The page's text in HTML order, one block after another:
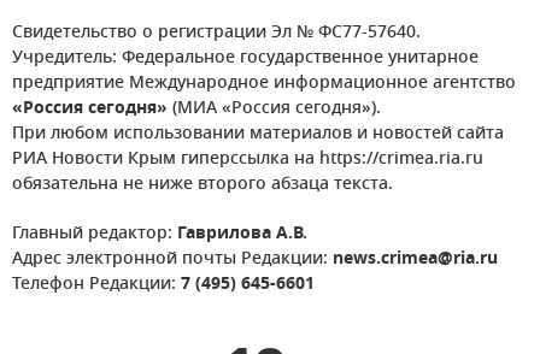
Свидетельство о регистрации Эл № ФС77-57640.
Учредитель: Федеральное государственное унитарное
предприятие Международное информационное агентство
«Россия сегодня» (МИА «Россия сегодня»).
При любом использовании материалов и новостей сайта
РИА Новости Крым гиперссылка на https://crimea.ria.ru
обязательна не ниже второго абзаца текста.
Главный редактор: Гаврилова А.В.
Адрес электронной почты Редакции: news.crimea@ria.ru
Телефон Редакции: 7 (495) 645-6601